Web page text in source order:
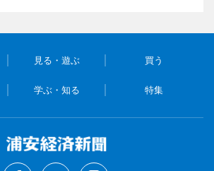
見る・遊ぶ 買う
学ぶ・知る 特集